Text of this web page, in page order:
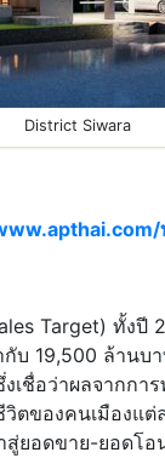
District Siwara
Target) ทั้งปี
19,500 ล้านบ
เชื่อว่าผลจากกา
ตของคนเมืองแต่
ยอดขาย-ยอดโ